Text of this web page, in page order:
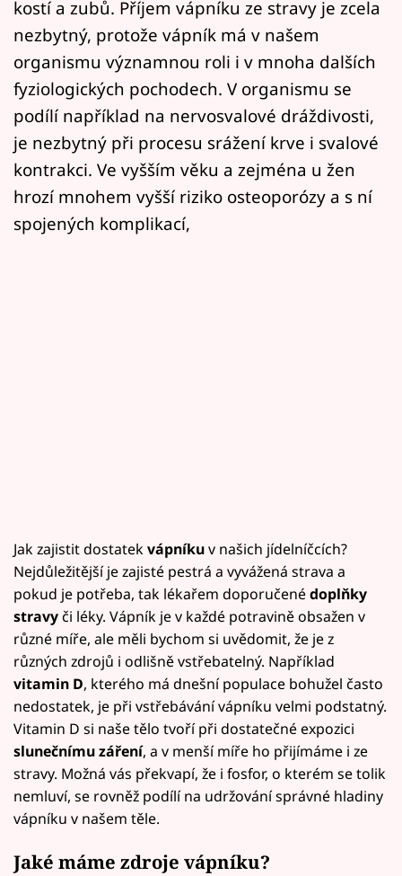
Sledujte nás
kostí a zubů. Příjem vápníku ze stravy je zcela
nezbytný, protože vápník má v našem
organismu významnou roli i v mnoha dalších
fyziologických pochodech. V organismu se
podílí například na nervosvalové dráždivosti,
je nezbytný při procesu srážení krve i svalové
kontrakci. Ve vyšším věku a zejména u žen
hrozí mnohem vyšší riziko osteoporózy a s ní
spojených komplikací,
Jak zajistit dostatek vápníkuv našich jídelníčcích?
Nejdůležitější je zajisté pestrá a vyvážená strava a
pokud je potřeba, tak lékařem doporučenédoplňky
stravyči léky. Vápník je v každé potravině obsažen v
různé míře, ale měli bychom si uvědomit, že je z
různých zdrojů i odlišně vstřebatelný. Například
vitamin D, kterého má dnešní populace bohužel často
nedostatek, je při vstřebávání vápníku velmi podstatný.
Vitamin D si naše tělo tvoří při dostatečné expozici
slunečnímu záření, a v menší míře ho přijímáme i ze
stravy. Možná vás překvapí, že i fosfor, o kterém se tolik
nemluví, se rovněž podílí na udržování správné hladiny
vápníku v našem těle.
Jaké máme zdroje vápníku?